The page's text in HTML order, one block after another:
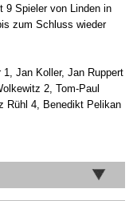
9 Spieler von Linden in
zum Schluss wieder
Jan Koller, Jan Ruppert
2, Tom-Paul
Rühl 4, Benedikt Pelikan